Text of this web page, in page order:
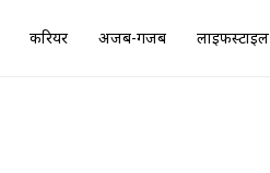
करियर अजब-गजब लाइफस्टाइल